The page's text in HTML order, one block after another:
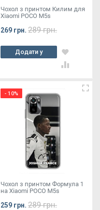
Чохол з принтом Килим для
Xiaomi POCO M5s
269 грн. 289 грн.
Додати у
кошик
- 10%
Чохол з принтом Формула 1
на Xiaomi POCO M5s
259 грн. 289 грн.